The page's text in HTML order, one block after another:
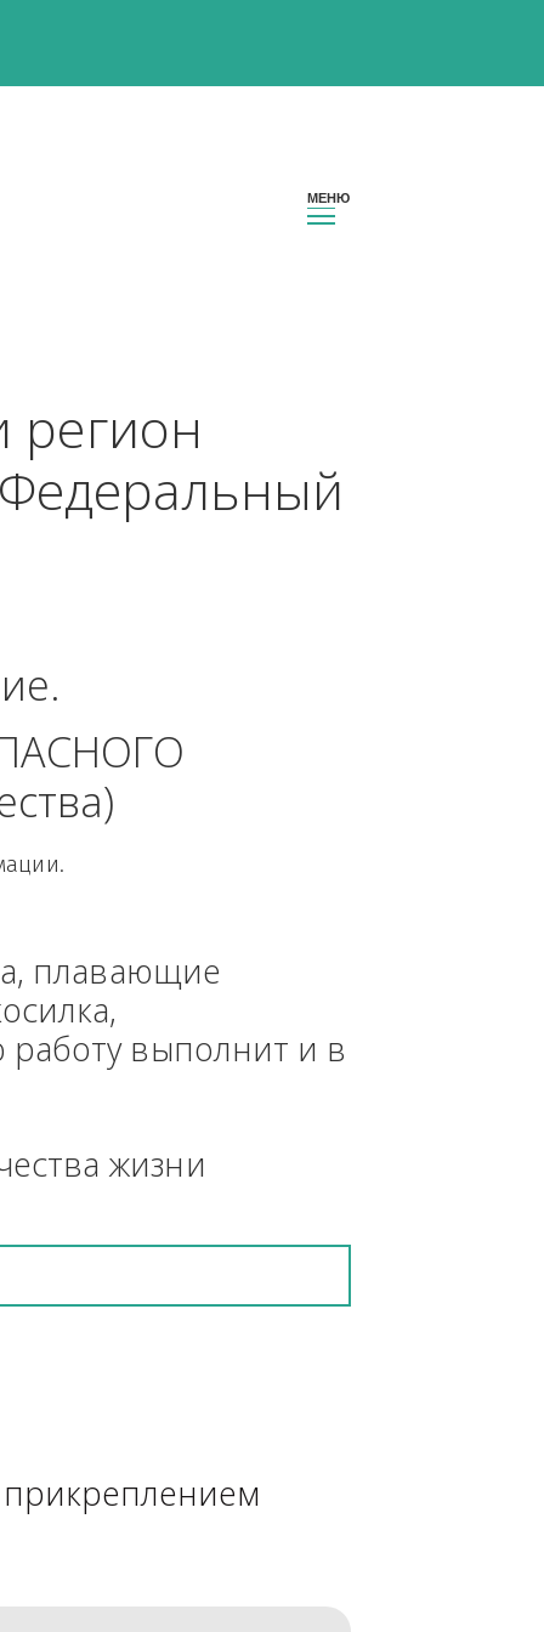
регион
Федеральный
Информации.
плавающие
работу выполнит и в
качества жизни